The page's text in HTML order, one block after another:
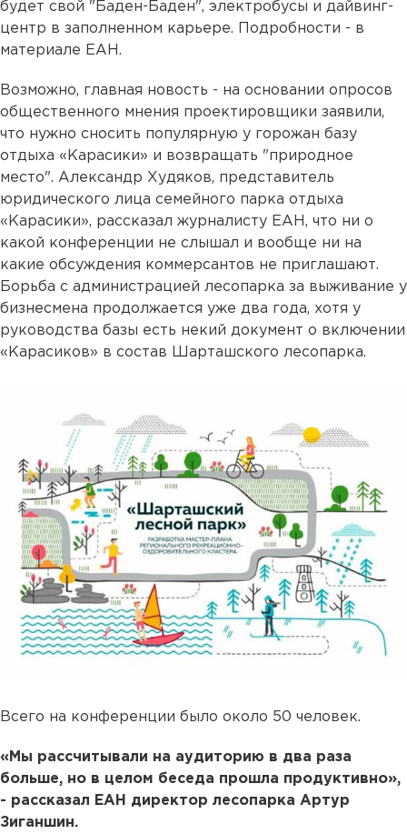
будет свой "Баден-Баден", электробусы и дайвинг-
центр в заполненном карьере. Подробности - в
материале ЕАН.
Возможно, главная новость - на основании опросов
общественного мнения проектировщики заявили,
что нужно сносить популярную у горожан базу
отдыха «Карасики» и возвращать "природное
место". Александр Худяков, представитель
юридического лица семейного парка отдыха
«Карасики», рассказал журналисту ЕАН, что ни о
какой конференции не слышал и вообще ни на
какие обсуждения коммерсантов не приглашают.
Борьба с администрацией лесопарка за выживание у
бизнесмена продолжается уже два года, хотя у
руководства базы есть некий документ о включении
«Карасиков» в состав Шарташского лесопарка.
Всего на конференции было около 50 человек.
«Мы рассчитывали на аудиторию в два раза
больше, но в целом беседа прошла продуктивно»,
- рассказал ЕАН директор лесопарка Артур
Зиганшин.